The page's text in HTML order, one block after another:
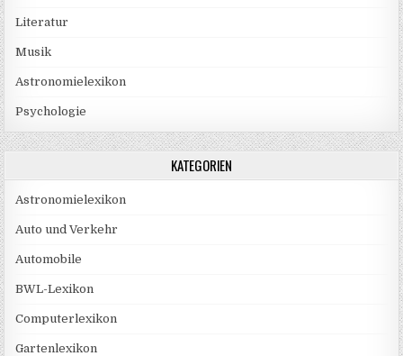
Literatur
Musik
Astronomielexikon
Psychologie
KATEGORIEN
Astronomielexikon
Auto und Verkehr
Automobile
BWL-Lexikon
Computerlexikon
Gartenlexikon